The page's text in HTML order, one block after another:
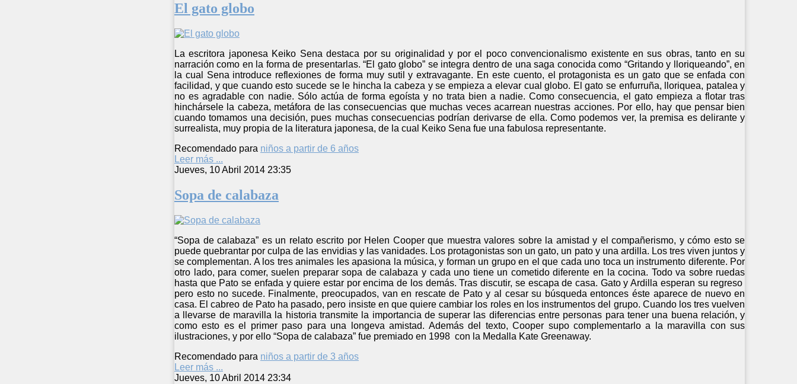
El gato globo
La escritora japonesa Keiko Sena destaca por su originalidad y por el poco convencionalismo existente en sus obras, tanto en su
narración como en la forma de presentarlas. “El gato globo” se integra dentro de una saga conocida como “Gritando y lloriqueando”, en
la cual Sena introduce reflexiones de forma muy sutil y extravagante. En este cuento, el protagonista es un gato que se enfada con
facilidad, y que cuando esto sucede se le hincha la cabeza y se empieza a elevar cual globo. El gato se enfurruña, lloriquea, patalea y
no es agradable con nadie. Sólo actúa de forma egoísta y no trata bien a nadie. Como consecuencia, el gato empieza a flotar tras
hinchársele la cabeza, metáfora de las consecuencias que muchas veces acarrean nuestras acciones. Por ello, hay que pensar bien
cuando tomamos una decisión, pues muchas consecuencias podrían derivarse de ella. Como podemos ver, la premisa es delirante y
surrealista, muy propia de la literatura japonesa, de la cual Keiko Sena fue una fabulosa representante.
Recomendado para niños a partir de 6 años
Leer más ...
Jueves, 10 Abril 2014 23:35
Sopa de calabaza
“Sopa de calabaza” es un relato escrito por Helen Cooper que muestra valores sobre la amistad y el compañerismo, y cómo esto se
puede quebrantar por culpa de las envidias y las vanidades. Los protagonistas son un gato, un pato y una ardilla. Los tres viven juntos y
se complementan. A los tres animales les apasiona la música, y forman un grupo en el que cada uno toca un instrumento diferente. Por
otro lado, para comer, suelen preparar sopa de calabaza y cada uno tiene un cometido diferente en la cocina. Todo va sobre ruedas
hasta que Pato se enfada y quiere estar por encima de los demás. Tras discutir, se escapa de casa. Gato y Ardilla esperan su regreso
pero esto no sucede. Finalmente, preocupados, van en rescate de Pato y al cesar su búsqueda entonces éste aparece de nuevo en
casa. El cabreo de Pato ha pasado, pero insiste en que quiere cambiar los roles en los instrumentos del grupo. Cuando los tres vuelven
a llevarse de maravilla la historia transmite la importancia de superar las diferencias entre personas para tener una buena relación, y
como esto es el primer paso para una longeva amistad. Además del texto, Cooper supo complementarlo a la maravilla con sus
ilustraciones, y por ello “Sopa de calabaza” fue premiado en 1998 con la Medalla Kate Greenaway.
Recomendado para niños a partir de 3 años
Leer más ...
Jueves, 10 Abril 2014 23:34